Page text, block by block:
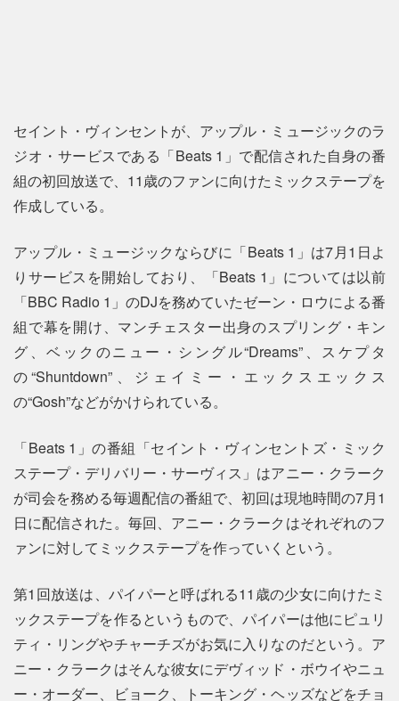
セイント・ヴィンセントが、アップル・ミュージックのラ
ジオ・サービスである「Beats 1」で配信された自身の番
組の初回放送で、11歳のファンに向けたミックステープを
作成している。
アップル・ミュージックならびに「Beats 1」は7月1日よ
りサービスを開始しており、「Beats 1」については以前
「BBC Radio 1」のDJを務めていたゼーン・ロウによる番
組で幕を開け、マンチェスター出身のスプリング・キン
グ、ベックのニュー・シングル“Dreams”、スケプタ
の“Shuntdown”、ジェイミー・エックスエックス
の“Gosh”などがかけられている。
「Beats 1」の番組「セイント・ヴィンセントズ・ミック
ステープ・デリバリー・サーヴィス」はアニー・クラーク
が司会を務める毎週配信の番組で、初回は現地時間の7月1
日に配信された。毎回、アニー・クラークはそれぞれのフ
ァンに対してミックステープを作っていくという。
第1回放送は、パイパーと呼ばれる11歳の少女に向けたミ
ックステープを作るというもので、パイパーは他にピュリ
ティ・リングやチャーチズがお気に入りなのだという。ア
ニー・クラークはそんな彼女にデヴィッド・ボウイやニュ
ー・オーダー、ビョーク、トーキング・ヘッズなどをチョ